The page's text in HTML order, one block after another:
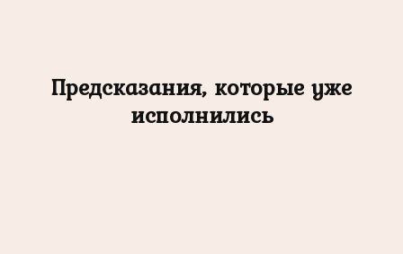
Предсказания, которые уже
исполнились